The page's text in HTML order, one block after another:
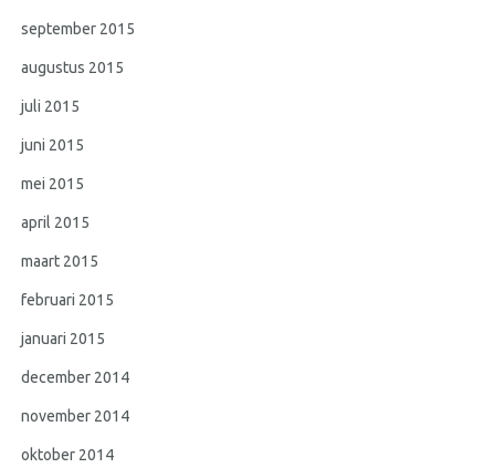
september 2015
augustus 2015
juli 2015
juni 2015
mei 2015
april 2015
maart 2015
februari 2015
januari 2015
december 2014
november 2014
oktober 2014